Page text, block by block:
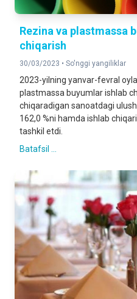
Rezina va plastmassa
chiqarish
30/03/2023 • So'nggi yangiliklar
2023-yilning yanvar-fevral
plastmassa buyumlar ishlab
chiqaradigan sanoatdagi
162,0 %ni hamda ishlab
tashkil etdi.
Batafsil ...